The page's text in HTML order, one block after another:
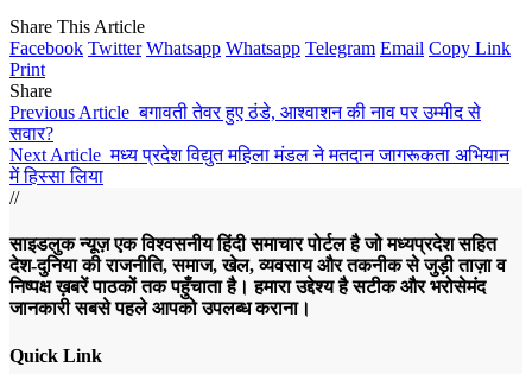
Share This Article
Facebook Twitter Whatsapp Whatsapp Telegram Email Copy Link
Print
Share
Previous Article बगावती तेवर हुए ठंडे, आश्वाशन की नाव पर उम्मीद से
सवार?
Next Article मध्य प्रदेश विद्युत महिला मंडल ने मतदान जागरूकता अभियान
में हिस्सा लिया
//
साइडलुक न्यूज़ एक विश्वसनीय हिंदी समाचार पोर्टल है जो मध्यप्रदेश सहित
देश-दुनिया की राजनीति, समाज, खेल, व्यवसाय और तकनीक से जुड़ी ताज़ा व
निष्पक्ष ख़बरें पाठकों तक पहुँचाता है। हमारा उद्देश्य है सटीक और भरोसेमंद
जानकारी सबसे पहले आपको उपलब्ध कराना।
Quick Link